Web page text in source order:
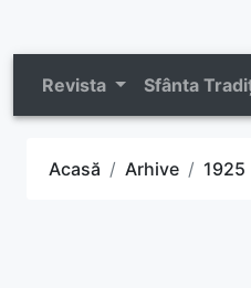
Revista Sfânta
Acasă Arhive 1925